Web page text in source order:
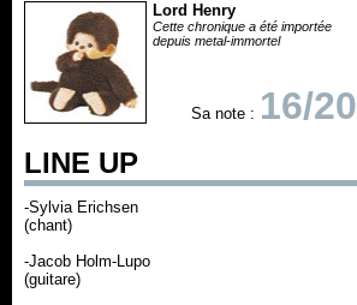
Lord Henry
Cette chronique a été importée
depuis metal-immortel
Sa note : 16/20
LINE UP
-Sylvia Erichsen
(chant)
-Jacob Holm-Lupo
(guitare)